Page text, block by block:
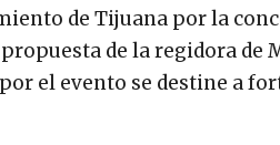
de Tijuana por la
de la regidora de
el evento se destine a